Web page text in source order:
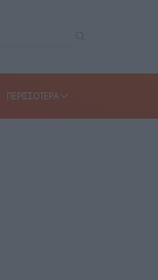
ΠΕΡΙΣΣΌΤΕΡΑ